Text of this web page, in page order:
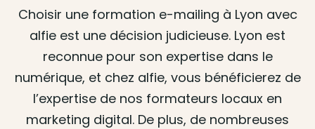
Choisir une formation e-mailing à Lyon avec
alfie est une décision judicieuse. Lyon est
reconnue pour son expertise dans le
numérique, et chez alfie, vous bénéficierez de
l’expertise de nos formateurs locaux en
marketing digital. De plus, de nombreuses